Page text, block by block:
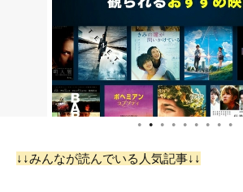
役：Angela
役：Nikki
● ● ● ● ● ● ● ● ●
↓↓みんなが読んでいる人気記事↓↓